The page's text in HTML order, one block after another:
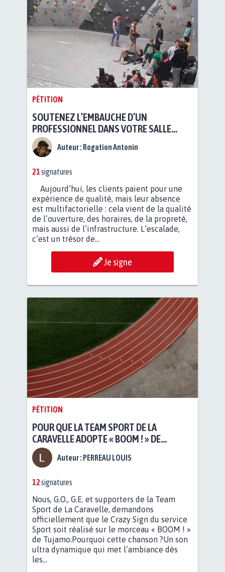
PÉTITION
SOUTENEZ L’EMBAUCHE D’UN
PROFESSIONNEL DANS VOTRE SALLE
D’ESCALADE.
Auteur : Rogation Antonin
21signatures
Aujourd’hui, les clients paient pour une
expérience de qualité, mais leur absence
est multifactorielle : cela vient de la qualité
de l’ouverture, des horaires, de la propreté,
mais aussi de l’infrastructure. L’escalade,
c’est un trésor de...
Je signe
PÉTITION
POUR QUE LA TEAM SPORT DE LA
CARAVELLE ADOPTE « BOOM ! » DE
TUJAMO COMME CRAZY SIGN DE SERVICE
Auteur : PERREAU LOUIS
12signatures
Nous, G.O., G.E. et supporters de la Team
Sport de La Caravelle, demandons
officiellement que le Crazy Sign du service
Sport soit réalisé sur le morceau « BOOM ! »
de Tujamo.Pourquoi cette chanson ?Un son
ultra dynamique qui met l’ambiance dès
les...